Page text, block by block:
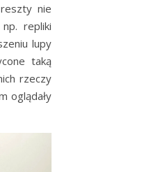
nie
repliki
lupy
taką
rzeczy
oglądały